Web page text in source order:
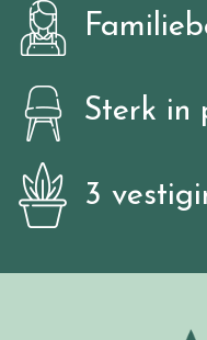
Sterk in
3